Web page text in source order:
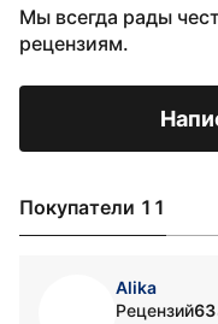
Мы всегда рады
рецензиям.
Покупатели 11
Alika
Рецензий63